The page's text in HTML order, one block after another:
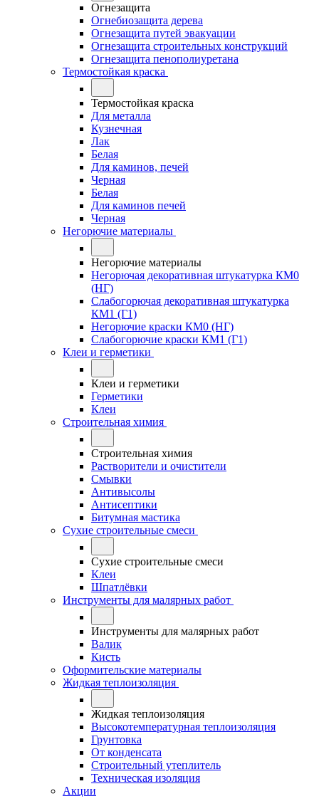
Огнезащита
Огнебиозащита дерева
Огнезащита путей эвакуации
Огнезащита строительных конструкций
Огнезащита пенополиуретана
Термостойкая краска
Термостойкая краска
Для металла
Кузнечная
Лак
Белая
Для каминов, печей
Черная
Белая
Для каминов печей
Черная
Негорючие материалы
Негорючие материалы
Негорючая декоративная штукатурка КМ0
(НГ)
Слабогорючая декоративная штукатурка
КМ1 (Г1)
Негорючие краски КМ0 (НГ)
Слабогорючие краски КМ1 (Г1)
Клеи и герметики
Клеи и герметики
Герметики
Клеи
Строительная химия
Строительная химия
Растворители и очистители
Смывки
Антивысолы
Антисептики
Битумная мастика
Сухие строительные смеси
Сухие строительные смеси
Клеи
Шпатлёвки
Инструменты для малярных работ
Инструменты для малярных работ
Валик
Кисть
Оформительские материалы
Жидкая теплоизоляция
Жидкая теплоизоляция
Высокотемпературная теплоизоляция
Грунтовка
От конденсата
Строительный утеплитель
Техническая изоляция
Акции